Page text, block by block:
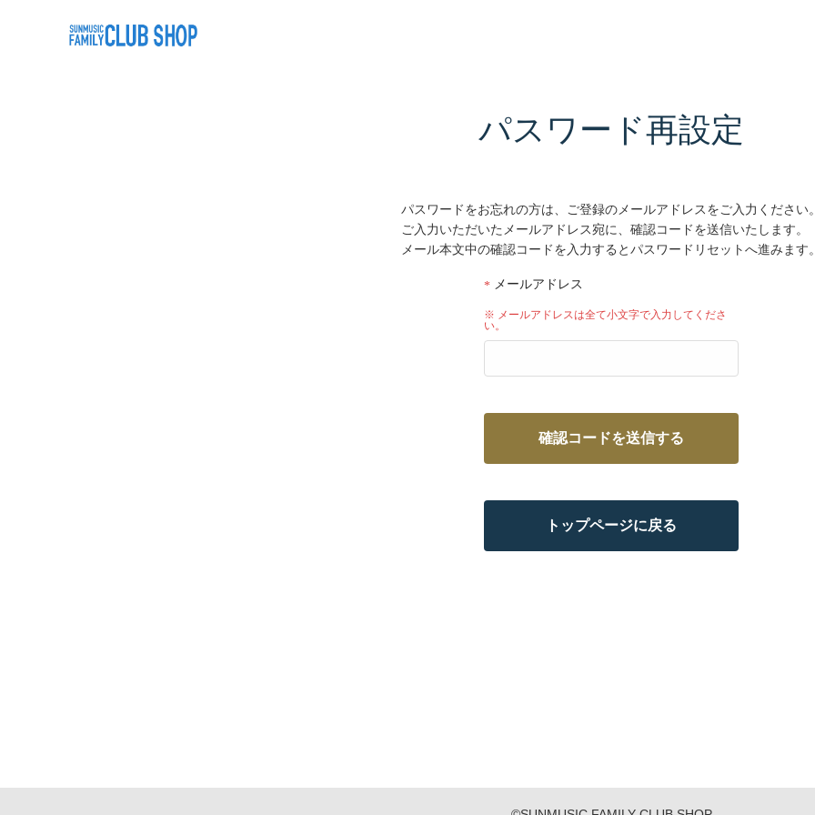
パスワード再設定
パスワードをお忘れの方は、ご登録のメールアドレスをご入力ください
ご入力いただいたメールアドレス宛に、確認コードを送信いたします。
メール本文中の確認コードを入力するとパスワードリセットへ進みます
メールアドレス
※ メールアドレスは全て小文字で入力してくださ
い。
確認コードを送信する
トップページに戻る